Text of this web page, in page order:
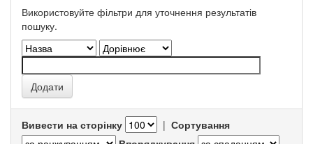
Використовуйте фільтри для уточнення результатів
пошуку.
Вивести на сторінку | Сортування